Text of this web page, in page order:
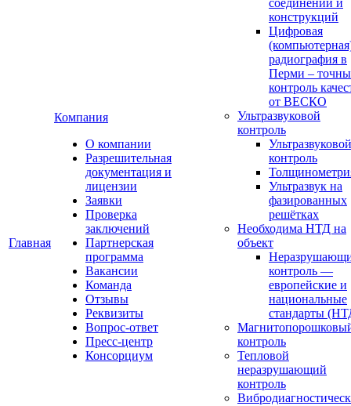
Главная
Компания
О компании
Разрешительная
документация и
лицензии
Заявки
Проверка
заключений
Партнерская
программа
Вакансии
Команда
Отзывы
Реквизиты
Вопрос-ответ
Пресс-центр
Консорциум
соединений и
конструкций
Цифровая
радиография в
Перми –
контроль
от ВЕСКО
Ультразвуковой
контроль
Ультразвуковой
контроль
Ультразвук на
фазированных
решётках
Необходима НТД на
объект
контроль —
европейские и
национальные
стандарты
контроль
Тепловой
неразрушающий
контроль